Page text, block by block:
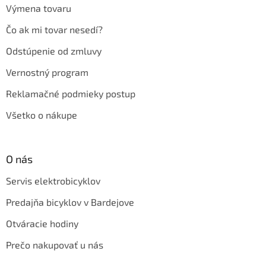
Výmena tovaru
Čo ak mi tovar nesedí?
Odstúpenie od zmluvy
Vernostný program
Reklamačné podmieky postup
Všetko o nákupe
O nás
Servis elektrobicyklov
Predajňa bicyklov v Bardejove
Otváracie hodiny
Prečo nakupovať u nás